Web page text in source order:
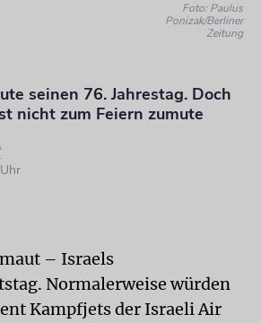
Foto: Paulus
Ponizak/Berliner
Zeitung
seinen 76. Jahrestag. Doch
nicht zum Feiern zumute
– Israels
Normalerweise würden
Kampfjets der Israeli Air